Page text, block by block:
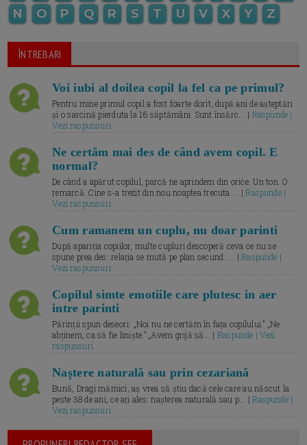
N
O P Q R S T U V X Y Z
ÎNTREBARI
Voi iubi al doilea copil la fel ca pe primul?
Pentru mine primul copil a fost foarte dorit, după ani de așteptări
și o sarcină pierduta la 16 săptămâni. Sunt însărc... | Raspunde |
Vezi raspunsuri
Ne certăm mai des de când avem copil. E
normal?
De când a apărut copilul, parcă ne aprindem din orice. Un ton. O
remarcă. Cine s-a trezit din nou noaptea trecuta.... |Raspunde |
Vezi raspunsuri
Cum ramanem un cuplu, nu doar parinti
După apariția copiilor, multe cupluri descoperă ceva ce nu se
spune prea des: relația se mută pe plan secund. ... |Raspunde |
Vezi raspunsuri
Copilul simte emotiile care plutesc in aer
intre parinti
Părinții spun deseori: „Noi nu ne certăm în fața copilului.” „Ne
abținem, ca să fie liniște.” „Avem grijă să... | Raspunde | Vezi
raspunsuri
Naștere naturală sau prin cezariană
Bună, Dragi mămici, aș vrea să știu dacă cele care au născut la
peste 38 de ani, ce ați ales: nașterea naturală sau p... |Raspunde |
Vezi raspunsuri